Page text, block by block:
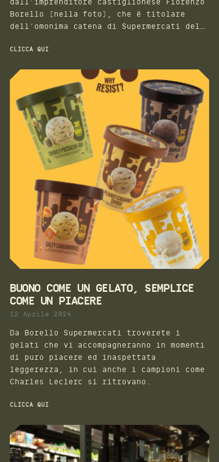
Borello (nella foto), che è titolare
dell’omonima catena di Supermercati del
CLICCA QUI
BUONO COME UN GELATO, SEMPLICE
COME UN PIACERE
12 Aprile 2024
Da Borello Supermercati troverete i
gelati che vi accompagneranno in momenti
di puro piacere ed inaspettata
leggerezza, in cui anche i campioni come
Charles Leclerc si ritrovano.
CLICCA QUI